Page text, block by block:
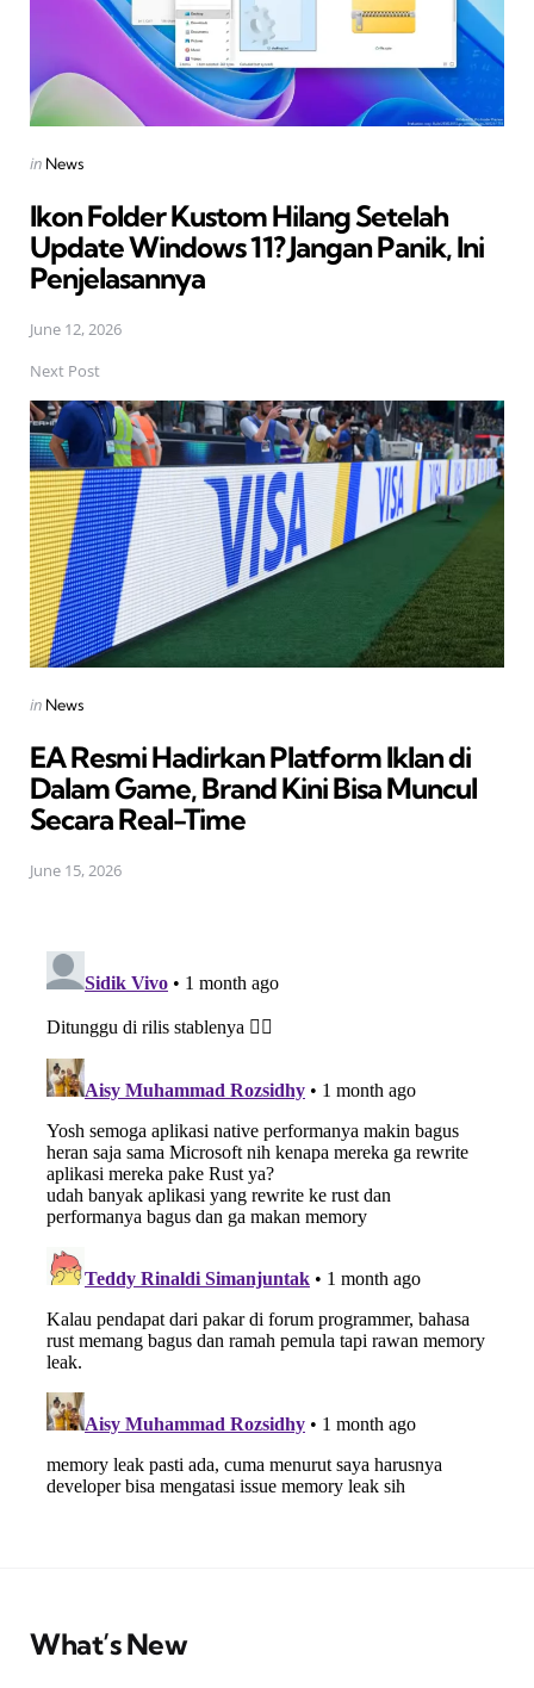
Posted
in News
Ikon Folder Kustom Hilang Setelah
Update Windows 11? Jangan Panik, Ini
Penjelasannya
June 12, 2026
Next Post
Posted
in News
EA Resmi Hadirkan Platform Iklan di
Dalam Game, Brand Kini Bisa Muncul
Secara Real-Time
June 15, 2026
What’s New